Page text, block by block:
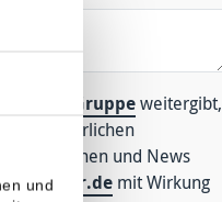
und
Global Gruppeweitergibt,
erforderlichen
und News
partner.de mit Wirkung